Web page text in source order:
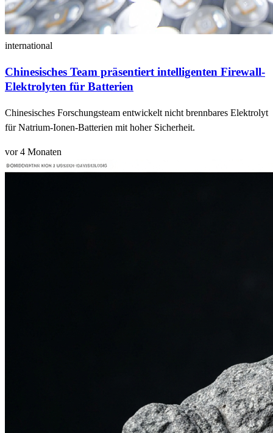
international
Chinesisches Team präsentiert intelligenten Firewall-
Elektrolyten für Batterien
Chinesisches Forschungsteam entwickelt nicht brennbares Elektrolyt
für Natrium-Ionen-Batterien mit hoher Sicherheit.
vor 4 Monaten